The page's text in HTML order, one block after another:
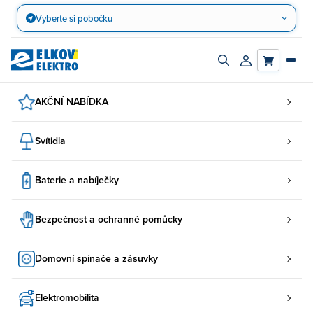
Přejít
obsah
Vyberte si pobočku
Zapnout/vypnout
Přihlásit/
AKČNÍ NABÍDKA
Svítidla
Baterie a nabíječky
Bezpečnost a ochranné pomůcky
Domovní spínače a zásuvky
Elektromobilita